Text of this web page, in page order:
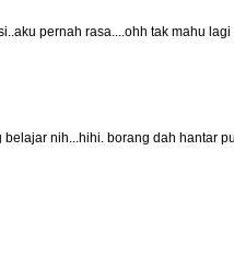
pernah rasa....ohh tak mahu lagi
nih...hihi. borang dah hantar